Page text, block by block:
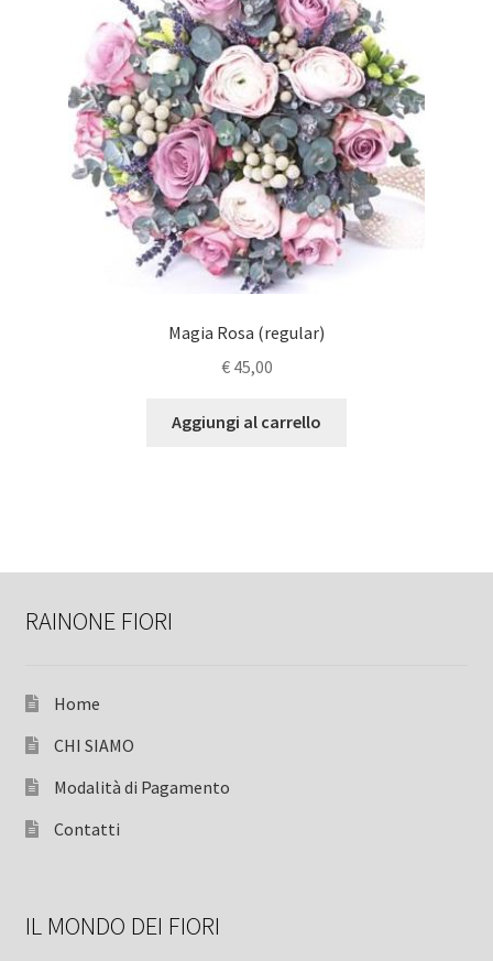
Magia Rosa (regular)
€45,00
Aggiungi al carrello
RAINONE FIORI
Home
CHI SIAMO
Modalità di Pagamento
Contatti
IL MONDO DEI FIORI